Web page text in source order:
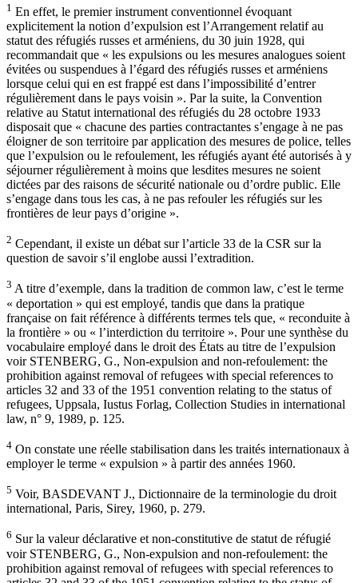
1 En effet, le premier instrument conventionnel évoquant
explicitement la notion d’expulsion est l’Arrangement relatif au
statut des réfugiés russes et arméniens, du 30 juin 1928, qui
recommandait que « les expulsions ou les mesures analogues soient
évitées ou suspendues à l’égard des réfugiés russes et arméniens
lorsque celui qui en est frappé est dans l’impossibilité d’entrer
régulièrement dans le pays voisin ». Par la suite, la Convention
relative au Statut international des réfugiés du 28 octobre 1933
disposait que « chacune des parties contractantes s’engage à ne pas
éloigner de son territoire par application des mesures de police, telles
que l’expulsion ou le refoulement, les réfugiés ayant été autorisés à y
séjourner régulièrement à moins que lesdites mesures ne soient
dictées par des raisons de sécurité nationale ou d’ordre public. Elle
s’engage dans tous les cas, à ne pas refouler les réfugiés sur les
frontières de leur pays d’origine ».
2 Cependant, il existe un débat sur l’article 33 de la CSR sur la
question de savoir s’il englobe aussi l’extradition.
3 A titre d’exemple, dans la tradition de common law, c’est le terme
« deportation » qui est employé, tandis que dans la pratique
française on fait référence à différents termes tels que, « reconduite à
la frontière » ou « l’interdiction du territoire ». Pour une synthèse du
vocabulaire employé dans le droit des États au titre de l’expulsion
voir STENBERG, G., Non-expulsion and non-refoulement: the
prohibition against removal of refugees with special references to
articles 32 and 33 of the 1951 convention relating to the status of
refugees, Uppsala, Iustus Forlag, Collection Studies in international
law, n° 9, 1989, p. 125.
4 On constate une réelle stabilisation dans les traités internationaux à
employer le terme « expulsion » à partir des années 1960.
5 Voir, BASDEVANT J., Dictionnaire de la terminologie du droit
international, Paris, Sirey, 1960, p. 279.
6 Sur la valeur déclarative et non-constitutive de statut de réfugié
voir STENBERG, G., Non-expulsion and non-refoulement: the
prohibition against removal of refugees with special references to